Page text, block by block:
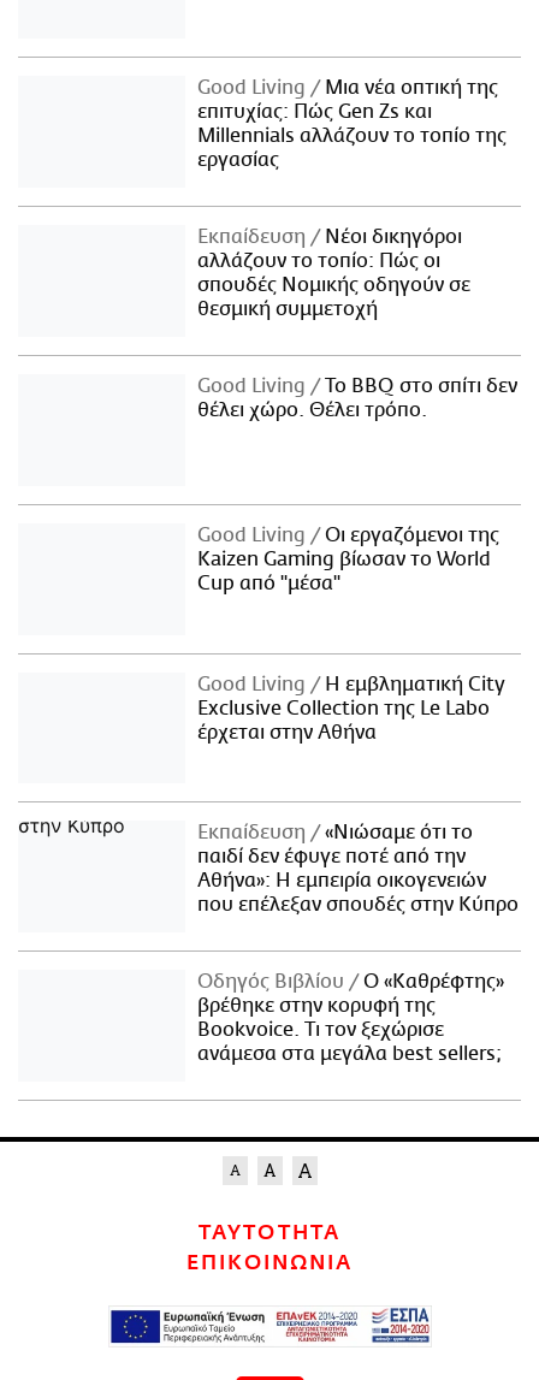
Good Living
Μια νέα οπτική της
επιτυχίας: Πώς Gen Zs και
Millennials αλλάζουν το τοπίο της
εργασίας
Εκπαίδευση
Νέοι δικηγόροι
αλλάζουν το τοπίο: Πώς οι
σπουδές Νομικής οδηγούν σε
θεσμική συμμετοχή
Good Living
Το BBQ στο σπίτι δεν
θέλει χώρο. Θέλει τρόπο.
Good Living
Οι εργαζόμενοι της
Kaizen Gaming βίωσαν το World
Cup από "μέσα"
Good Living
Η εμβληματική City
Exclusive Collection της Le Labo
έρχεται στην Αθήνα
Εκπαίδευση
«Νιώσαμε ότι το
παιδί δεν έφυγε ποτέ από την
Αθήνα»: Η εμπειρία οικογενειών
που επέλεξαν σπουδές στην Κύπρο
Οδηγός Βιβλίου
Ο «Καθρέφτης»
βρέθηκε στην κορυφή της
Bookvoice. Τι τον ξεχώρισε
ανάμεσα στα μεγάλα best sellers;
ΤΑΥΤΟΤΗΤΑ
ΕΠΙΚΟΙΝΩΝΙΑ